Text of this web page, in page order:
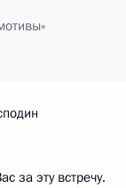
за эту встречу.